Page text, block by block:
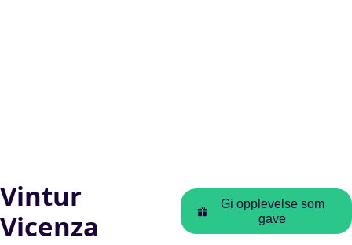
Vintur
Vicenza
Gi opplevelse som
gave